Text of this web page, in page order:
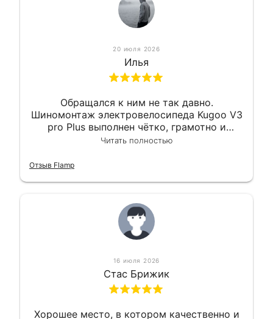
20 июля 2026
Илья
Обращался к ним не так давно.
Шиномонтаж электровелосипеда Kugoo V3
pro Plus выполнен чётко, грамотно и
квалифицированно. Всё сделано
Читать полностью
Отзыв Flamp
16 июля 2026
Стас Брижик
Хорошее место, в котором качественно и